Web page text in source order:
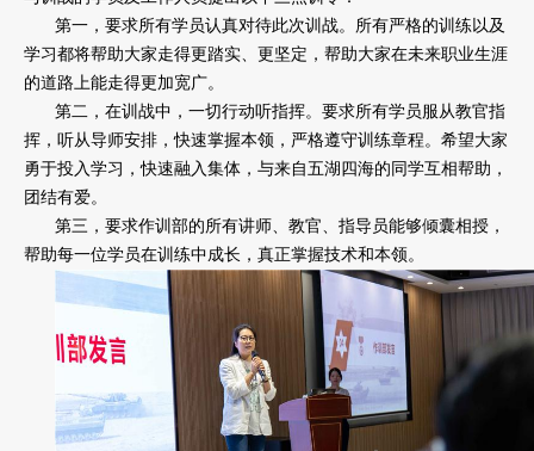
第一，要求所有学员认真对待此次训战。所有严格的训练以及
学习都将帮助大家走得更踏实、更坚定，帮助大家在未来职业生涯
的道路上能走得更加宽广。
第二，在训战中，一切行动听指挥。要求所有学员服从教官指
挥，听从导师安排，快速掌握本领，严格遵守训练章程。希望大家
勇于投入学习，快速融入集体，与来自五湖四海的同学互相帮助，
团结有爱。
第三，要求作训部的所有讲师、教官、指导员能够倾囊相授，
帮助每一位学员在训练中成长，真正掌握技术和本领。